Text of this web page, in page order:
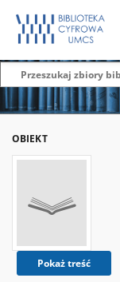
OBIEKT
Pokaż treść